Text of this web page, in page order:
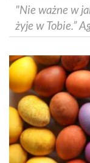
"Nie ważne w
żyje w Tobie.”